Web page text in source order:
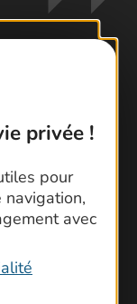
privée !
pour
navigation,
avec